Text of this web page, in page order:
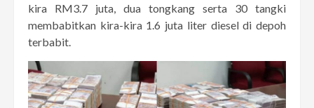
kira RM3.7 juta, dua tongkang serta 30 tangki
membabitkan kira-kira 1.6 juta liter diesel di depoh
terbabit.